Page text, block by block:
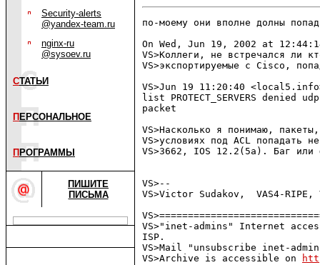
Security-alerts
@yandex-team.ru
nginx-ru
@sysoev.ru
СТАТЬИ
П ЕРСОНАЛЬНОЕ
П РОГРАММЫ
ПИШИТЕ
ПИСЬМА
по-моему они вполне долны
On Wed, Jun 19, 2002 at
VS>Коллеги, не встречался ли
VS>экспортируемые с Cisco,
VS>Jun 19 11:20:40 <local5.info>
list PROTECT_SERVERS
packet
VS>Насколько я понимаю,
VS>условиях под ACL
VS>3662, IOS 12.2(5a). Баг или
VS>--
VS>Victor Sudakov,  VAS4-RIPE,
VS>"inet-admins" Internet
ISP.
VS>Mail "unsubscribe inet-
VS>Archive is accessible on